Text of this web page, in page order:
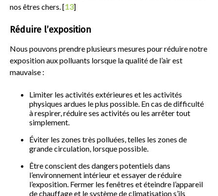
nos êtres chers. [13]
Réduire l’exposition
Nous pouvons prendre plusieurs mesures pour réduire notre
exposition aux polluants lorsque la qualité de l’air est
mauvaise :
Limiter les activités extérieures et les activités
physiques ardues le plus possible. En cas de difficulté
à respirer, réduire ses activités ou les arrêter tout
simplement.
Éviter les zones très polluées, telles les zones de
grande circulation, lorsque possible.
Être conscient des dangers potentiels dans
l’environnement intérieur et essayer de réduire
l’exposition. Fermer les fenêtres et éteindre l’appareil
de chauffage et le système de climatisation s’ils